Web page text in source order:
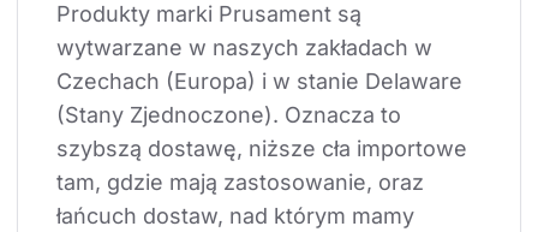
Produkty marki Prusament są
wytwarzane w naszych zakładach w
Czechach (Europa) i w stanie Delaware
(Stany Zjednoczone). Oznacza to
szybszą dostawę, niższe cła importowe
tam, gdzie mają zastosowanie, oraz
łańcuch dostaw, nad którym mamy